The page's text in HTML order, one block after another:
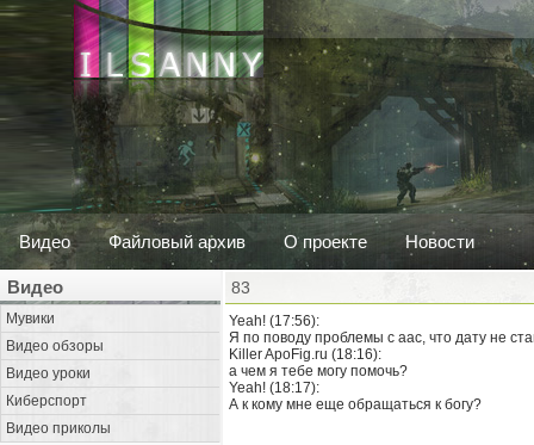
Видео Файловый архив О проекте Новости
Видео
Мувики
Видео обзоры
Видео уроки
Киберспорт
Видео приколы
83
Yeah! ‎(17:56):
Я по поводу проблемы с аас, что дату не
Killer ApoFig.ru ‎(18:16):
а чем я тебе могу помочь?
Yeah! ‎(18:17):
А к кому мне еще обращаться к богу?